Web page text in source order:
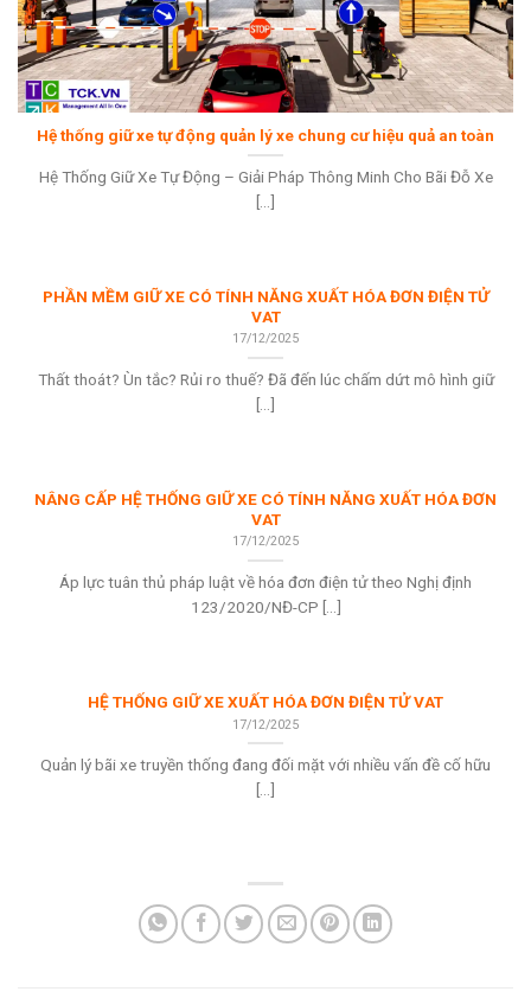
Hệ thống giữ xe tự động quản lý xe chung cư hiệu quả an toàn
Hệ Thống Giữ Xe Tự Động – Giải Pháp Thông Minh Cho Bãi Đỗ Xe
[...]
PHẦN MỀM GIỮ XE CÓ TÍNH NĂNG XUẤT HÓA ĐƠN ĐIỆN TỬ
VAT
17/12/2025
Thất thoát? Ùn tắc? Rủi ro thuế? Đã đến lúc chấm dứt mô hình giữ
[...]
NÂNG CẤP HỆ THỐNG GIỮ XE CÓ TÍNH NĂNG XUẤT HÓA ĐƠN
VAT
17/12/2025
Áp lực tuân thủ pháp luật về hóa đơn điện tử theo Nghị định
123/2020/NĐ-CP [...]
HỆ THỐNG GIỮ XE XUẤT HÓA ĐƠN ĐIỆN TỬ VAT
17/12/2025
Quản lý bãi xe truyền thống đang đối mặt với nhiều vấn đề cố hữu
[...]